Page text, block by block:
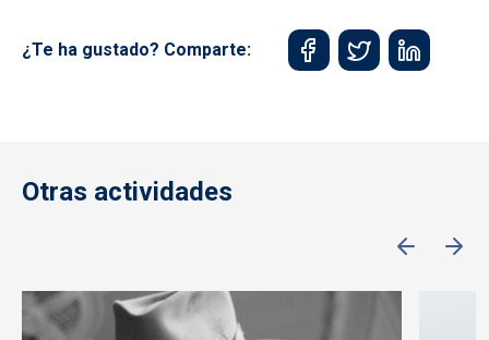
¿Te ha gustado? Comparte:
Otras actividades